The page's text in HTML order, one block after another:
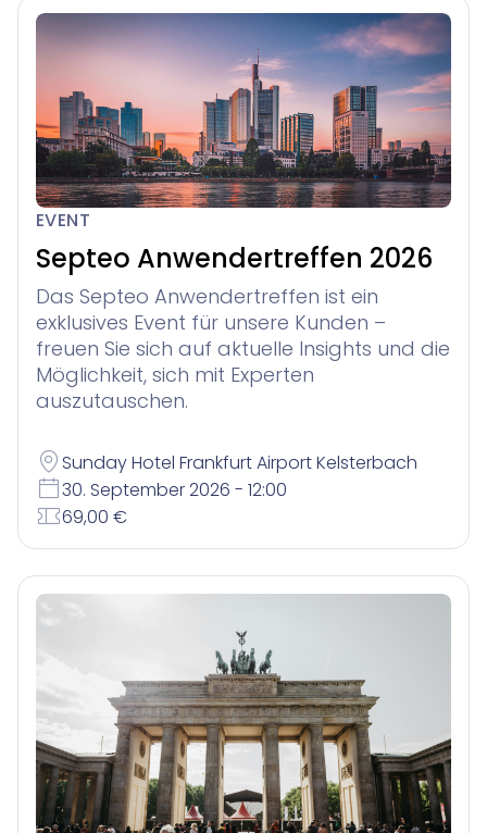
EVENT
Septeo Anwendertreffen 2026
Das Septeo Anwendertreffen ist ein
exklusives Event für unsere Kunden –
freuen Sie sich auf aktuelle Insights und die
Möglichkeit, sich mit Experten
auszutauschen.
Sunday Hotel Frankfurt Airport Kelsterbach
30. September 2026 - 12:00
69,00 €